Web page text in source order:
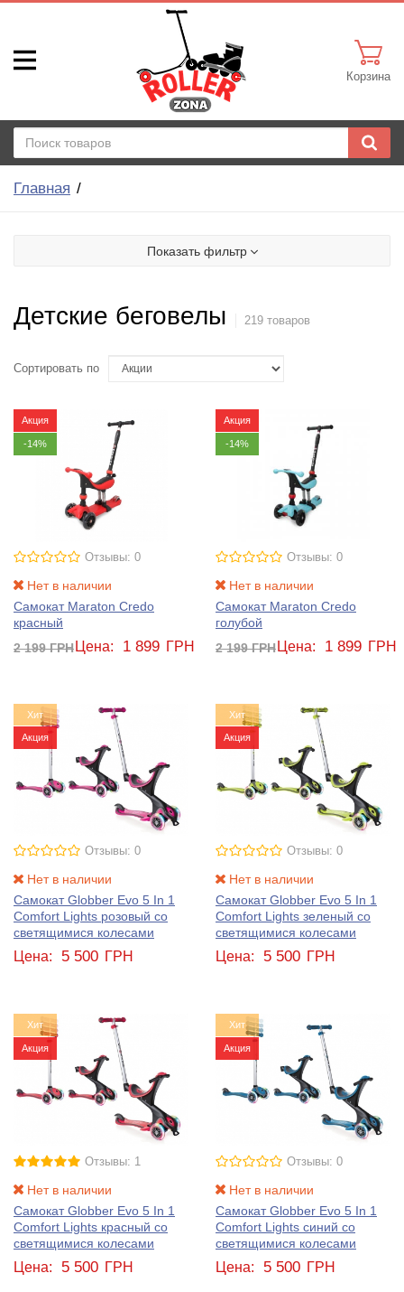
Корзина
Главная
Показать фильтр
Детские беговелы 219 товаров
Сортировать по
Акция
-14%
Отзывы: 0
Нет в наличии
Самокат Maraton Credo
красный
2 199ГРН Цена: 1 899 ГРН
Акция
-14%
Отзывы: 0
Нет в наличии
Самокат Maraton Credo
голубой
2 199ГРН Цена: 1 899 ГРН
Хит
Акция
Отзывы: 0
Нет в наличии
Самокат Globber Evo 5 In 1
Comfort Lights розовый со
светящимися колесами
Цена: 5 500 ГРН
Хит
Акция
Отзывы: 0
Нет в наличии
Самокат Globber Evo 5 In 1
Comfort Lights зеленый со
светящимися колесами
Цена: 5 500 ГРН
Хит
Акция
Отзывы: 1
Нет в наличии
Самокат Globber Evo 5 In 1
Comfort Lights красный со
светящимися колесами
Цена: 5 500 ГРН
Хит
Акция
Отзывы: 0
Нет в наличии
Самокат Globber Evo 5 In 1
Comfort Lights синий со
светящимися колесами
Цена: 5 500 ГРН